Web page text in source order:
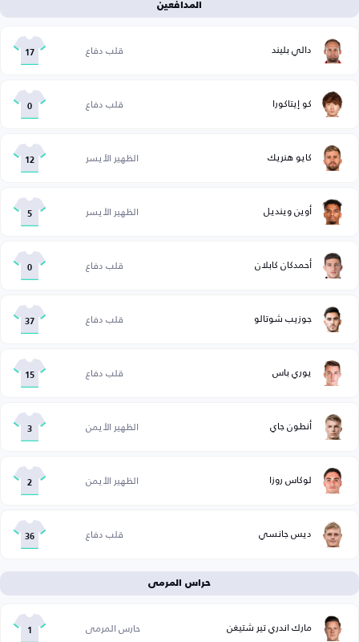
المدافعين
دالي بليند قلب دفاع 17
كو إيتاكورا قلب دفاع 0
كايو هنريك الظهير الأيسر 12
أوين وينديل الظهير الأيسر 5
أحمدكان كابلان قلب دفاع 0
جوزيب شوتالو قلب دفاع 37
يوري باس قلب دفاع 15
أنطون جاي الظهير الأيمن 3
لوكاس روزا الظهير الأيمن 2
ديس جانسي قلب دفاع 36
حراس المرمى
مارك اندري تير شتيغن حارس المرمى 1